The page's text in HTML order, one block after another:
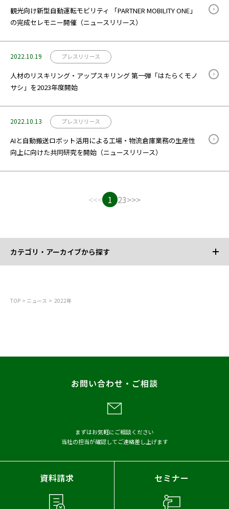
カテゴリ・アーカイブから探す
レポート
2023年
2021年
2020年
観光向け新型自動運転モビリティ 「PARTNER MOBILITY ONE」
の完成セレモニー開催（ニュースリリース）
2022.10.19 プレスリリース
人材のリスキリング・アップスキリング 第一弾「はたらくモノ
サシ」を2023年度開始
2022.10.13 プレスリリース
AIと自動搬送ロボット活用による工場・物流倉庫業務の生産性
向上に向けた共同研究を開始（ニュースリリース）
<<< 1 23>>>
TOP ニュース 2022年
お問い合わせ・ご相談
まずはお気軽にご相談ください
当社の担当が確認してご連絡差し上げます
資料請求 セミナー